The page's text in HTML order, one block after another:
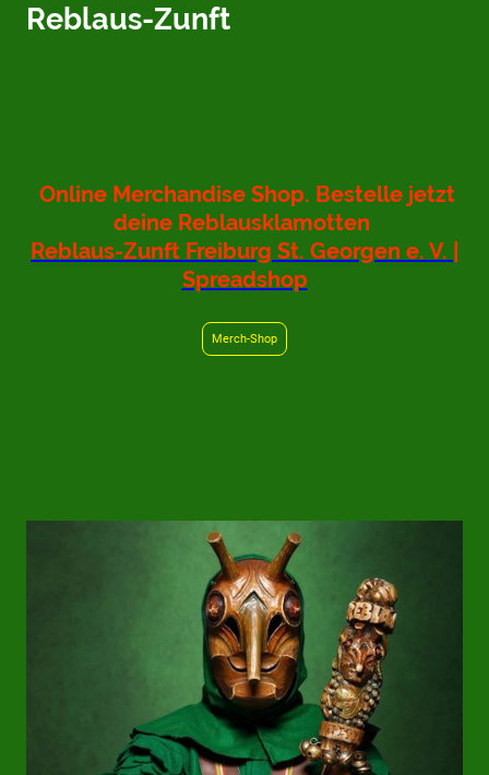
Reblaus-Zunft
Online Merchandise Shop. Bestelle jetzt
deine Reblausklamotten
Reblaus-Zunft Freiburg St. Georgen e. V. |
Spreadshop
Merch-Shop